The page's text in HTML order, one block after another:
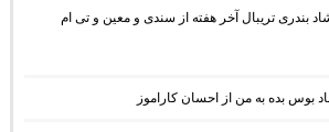
بندری تریبال آخر هفته از سندی و معین و تی ام
بوس بده به من از احسان کاراموز